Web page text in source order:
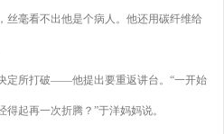
丝毫看不出他是个病人。他还用碳纤维给
所打破——他提出要重返讲台。“一开始
起再一次折腾？”于洋妈妈说。